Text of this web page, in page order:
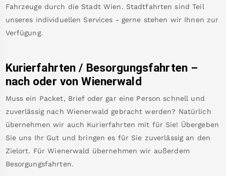
Fahrzeuge durch die Stadt Wien. Stadtfahrten sind Teil
unseres individuellen Services - gerne stehen wir Ihnen zur
Verfügung.
Kurierfahrten / Besorgungsfahrten –
nach oder von Wienerwald
Muss ein Packet, Brief oder gar eine Person schnell und
zuverlässig nach Wienerwald gebracht werden? Natürlich
übernehmen wir auch Kurierfahrten mit für Sie! Übergeben
Sie uns Ihr Gut und bringen es für Sie zuverlässig an den
Zielort. Für Wienerwald übernehmen wir außerdem
Besorgungsfahrten.